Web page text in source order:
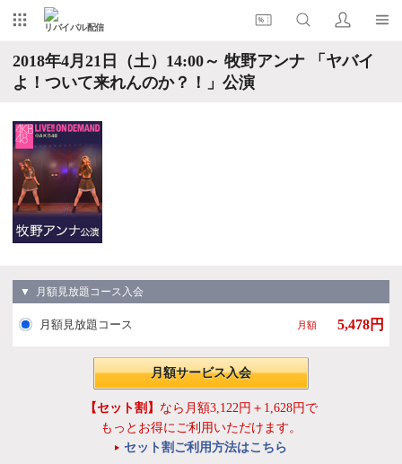
リバイバル配信
2018年4月21日（土）14:00～ 牧野アンナ 「ヤバイ
よ！ついて来れんのか？！」公演
▼ 月額見放題コース入会
月額見放題コース 月額 5,478円
月額サービス入会
【セット割】 なら月額3,122円＋1,628円で
もっとお得にご利用いただけます。
セット割ご利用方法はこちら